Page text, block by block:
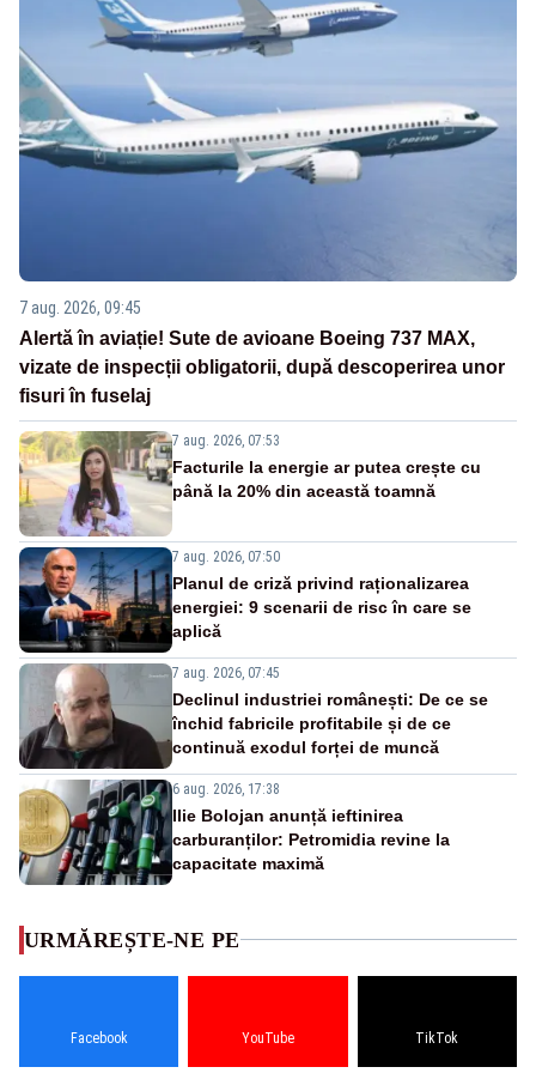
7 aug. 2026, 09:45
Alertă în aviație! Sute de avioane Boeing 737 MAX,
vizate de inspecții obligatorii, după descoperirea unor
fisuri în fuselaj
7 aug. 2026, 07:53
Facturile la energie ar putea crește cu
până la 20% din această toamnă
7 aug. 2026, 07:50
Planul de criză privind raționalizarea
energiei: 9 scenarii de risc în care se
aplică
7 aug. 2026, 07:45
Declinul industriei românești: De ce se
închid fabricile profitabile și de ce
continuă exodul forței de muncă
6 aug. 2026, 17:38
Ilie Bolojan anunță ieftinirea
carburanților: Petromidia revine la
capacitate maximă
URMĂREȘTE-NE PE
Facebook YouTube TikTok